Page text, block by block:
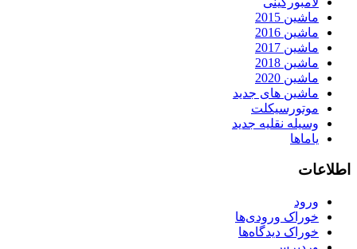
ماشین 2015
ماشین 2016
ماشین 2017
ماشین 2018
ماشین 2020
ماشین های جدید
موتورسیکلت
وسیله نقلیه جدید
یاماها
اطلاعات
ورود
خوراک ورودی‌ها
خوراک دیدگاه‌ها